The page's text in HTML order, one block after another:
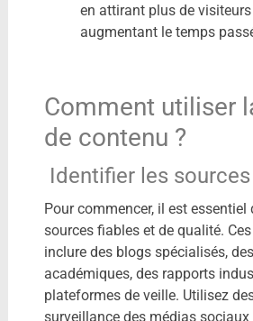
en attirant plus de visiteurs
augmentant le temps
Comment utiliser
de contenu ?
Identifier les
Pour commencer, il est essentiel
sources fiables et de qualité.
inclure des blogs spécialisés,
académiques, des rapports
plateformes de veille. Utilisez
surveillance des médias sociaux